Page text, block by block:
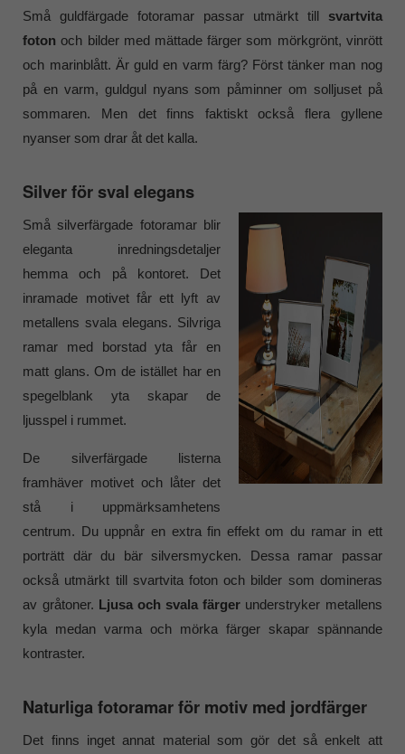
Små guldfärgade fotoramar passar utmärkt till svartvita
foton och bilder med mättade färger som mörkgrönt, vinrött
och marinblått. Är guld en varm färg? Först tänker man nog
på en varm, guldgul nyans som påminner om solljuset på
sommaren. Men det finns faktiskt också flera gyllene
nyanser som drar åt det kalla.
Silver för sval elegans
Små silverfärgade fotoramar blir
eleganta inredningsdetaljer
hemma och på kontoret. Det
inramade motivet får ett lyft av
metallens svala elegans. Silvriga
ramar med borstad yta får en
matt glans. Om de istället har en
spegelblank yta skapar de
ljusspel i rummet.
De silverfärgade listerna
framhäver motivet och låter det
stå i uppmärksamhetens
centrum. Du uppnår en extra fin effekt om du ramar in ett
porträtt där du bär silversmycken. Dessa ramar passar
också utmärkt till svartvita foton och bilder som domineras
av gråtoner. Ljusa och svala färger understryker metallens
kyla medan varma och mörka färger skapar spännande
kontraster.
Naturliga fotoramar för motiv med jordfärger
Det finns inget annat material som gör det så enkelt att